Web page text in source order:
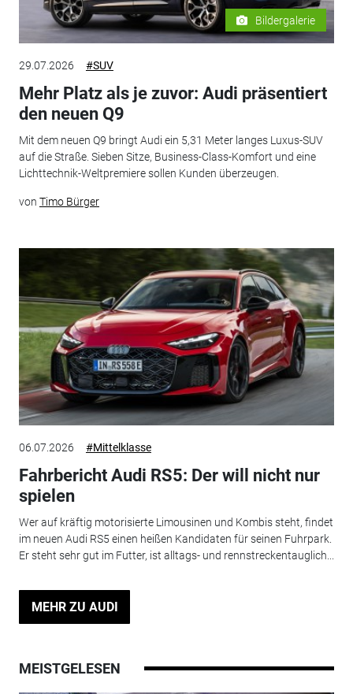
Bildergalerie
29.07.2026 #SUV
Mehr Platz als je zuvor: Audi präsentiert
den neuen Q9
Mit dem neuen Q9 bringt Audi ein 5,31 Meter langes Luxus-SUV
auf die Straße. Sieben Sitze, Business-Class-Komfort und eine
Lichttechnik-Weltpremiere sollen Kunden überzeugen.
von Timo Bürger
06.07.2026 #Mittelklasse
Fahrbericht Audi RS5: Der will nicht nur
spielen
Wer auf kräftig motorisierte Limousinen und Kombis steht, findet
im neuen Audi RS5 einen heißen Kandidaten für seinen Fuhrpark.
Er steht sehr gut im Futter, ist alltags- und rennstreckentauglich...
MEHR ZU AUDI
MEISTGELESEN